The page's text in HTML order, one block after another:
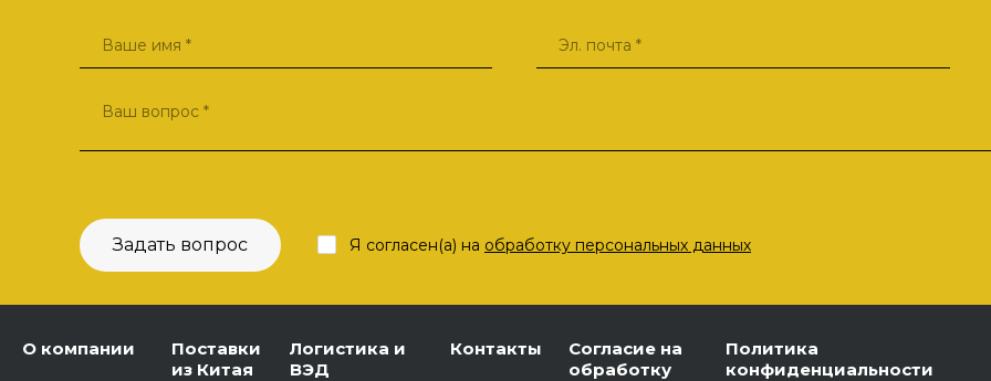
Задать вопрос Я согласен(а) на обработку персональных данных
О компании
Поставки
из Китая
Логистика и
ВЭД
Контакты
Согласие на
обработку
Политика
конфиденциальности